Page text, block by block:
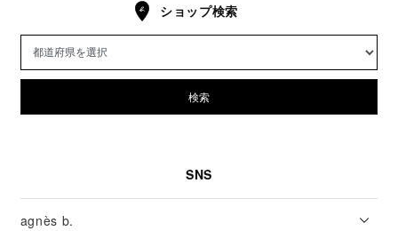
ショップ検索
検索
SNS
agnès b.